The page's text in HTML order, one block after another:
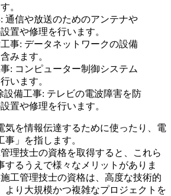
。
通信や放送のためのアンテナや
置や修理を行います。
事: データネットワークの設備
みます。
: コンピューター制御システム
います。
設備工事: テレビの電波障害を防
置や修理を行います。
気を情報伝達するために使ったり、電
」を指します。
理技士の資格を取得すると、これら
するうえで様々なメリットがありま
工管理技士の資格は、高度な技術的
より大規模かつ複雑なプロジェクトを